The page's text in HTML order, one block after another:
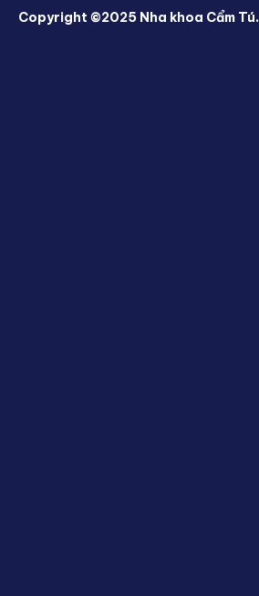
Copyright ©2025 Nha khoa Cẩm Tú.